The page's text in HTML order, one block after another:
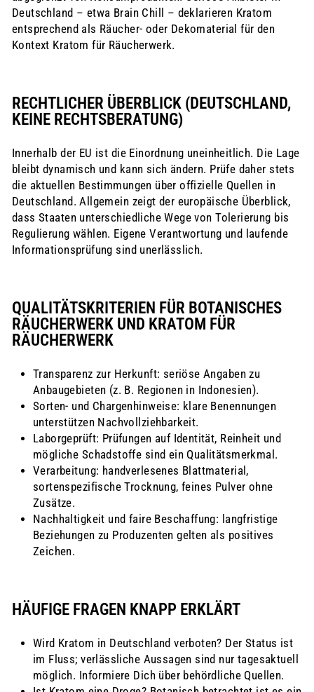
Deutschland – etwa Brain Chill – deklarieren Kratom
entsprechend als Räucher- oder Dekomaterial für den
Kontext Kratom für Räucherwerk.
RECHTLICHER ÜBERBLICK (DEUTSCHLAND,
KEINE RECHTSBERATUNG)
Innerhalb der EU ist die Einordnung uneinheitlich. Die Lage
bleibt dynamisch und kann sich ändern. Prüfe daher stets
die aktuellen Bestimmungen über offizielle Quellen in
Deutschland. Allgemein zeigt der europäische Überblick,
dass Staaten unterschiedliche Wege von Tolerierung bis
Regulierung wählen. Eigene Verantwortung und laufende
Informationsprüfung sind unerlässlich.
QUALITÄTSKRITERIEN FÜR BOTANISCHES
RÄUCHERWERK UND KRATOM FÜR
RÄUCHERWERK
Transparenz zur Herkunft: seriöse Angaben zu
Anbaugebieten (z. B. Regionen in Indonesien).
Sorten- und Chargenhinweise: klare Benennungen
unterstützen Nachvollziehbarkeit.
Laborgeprüft: Prüfungen auf Identität, Reinheit und
mögliche Schadstoffe sind ein Qualitätsmerkmal.
Verarbeitung: handverlesenes Blattmaterial,
sortenspezifische Trocknung, feines Pulver ohne
Zusätze.
Nachhaltigkeit und faire Beschaffung: langfristige
Beziehungen zu Produzenten gelten als positives
Zeichen.
HÄUFIGE FRAGEN KNAPP ERKLÄRT
Wird Kratom in Deutschland verboten? Der Status ist
im Fluss; verlässliche Aussagen sind nur tagesaktuell
möglich. Informiere Dich über behördliche Quellen.